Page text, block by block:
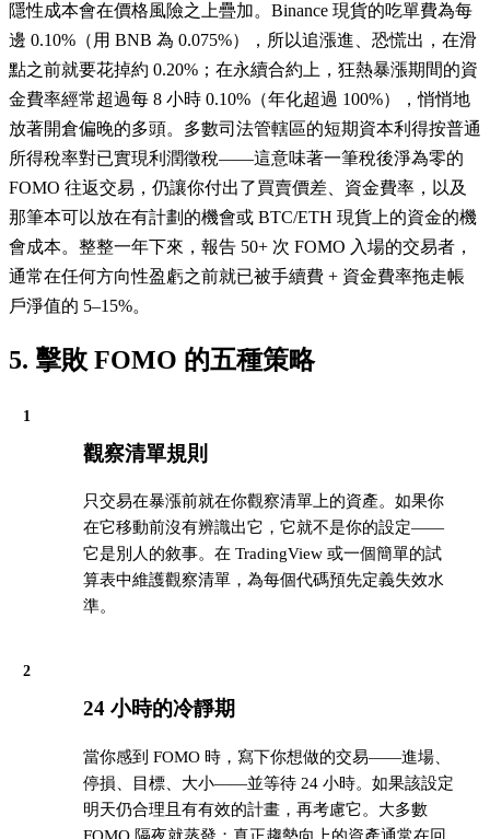
隱性成本會在價格風險之上疊加。Binance 現貨的吃單費為每
邊 0.10%（用 BNB 為 0.075%），所以追漲進、恐慌出，在滑
點之前就要花掉約 0.20%；在永續合約上，狂熱暴漲期間的資
金費率經常超過每 8 小時 0.10%（年化超過 100%），悄悄地
放著開倉偏晚的多頭。多數司法管轄區的短期資本利得按普通
所得稅率對已實現利潤徵稅——這意味著一筆稅後淨為零的
FOMO 往返交易，仍讓你付出了買賣價差、資金費率，以及
那筆本可以放在有計劃的機會或 BTC/ETH 現貨上的資金的機
會成本。整整一年下來，報告 50+ 次 FOMO 入場的交易者，
通常在任何方向性盈虧之前就已被手續費 + 資金費率拖走帳
戶淨值的 5–15%。
5. 擊敗 FOMO 的五種策略
1
觀察清單規則
只交易在暴漲前就在你觀察清單上的資產。如果你
在它移動前沒有辨識出它，它就不是你的設定——
它是別人的敘事。在 TradingView 或一個簡單的試
算表中維護觀察清單，為每個代碼預先定義失效水
準。
2
24 小時的冷靜期
當你感到 FOMO 時，寫下你想做的交易——進場、
停損、目標、大小——並等待 24 小時。如果該設定
明天仍合理且有有效的計畫，再考慮它。大多數